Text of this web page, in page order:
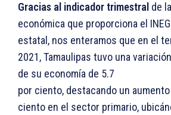
Gracias al indicador trimestral de
económica que proporciona el
estatal, nos enteramos que en el
2021, Tamaulipas tuvo una
de su economía de 5.7
por ciento, destacando un
ciento en el sector primario,